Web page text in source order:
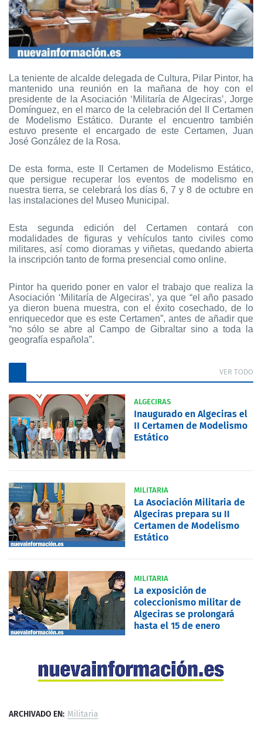
La teniente de alcalde delegada de Cultura, Pilar Pintor, ha
mantenido una reunión en la mañana de hoy con el
presidente de la Asociación ‘Militaría de Algeciras’, Jorge
Domínguez, en el marco de la celebración del II Certamen
de Modelismo Estático. Durante el encuentro también
estuvo presente el encargado de este Certamen, Juan
José González de la Rosa.
De esta forma, este II Certamen de Modelismo Estático,
que persigue recuperar los eventos de modelismo en
nuestra tierra, se celebrará los días 6, 7 y 8 de octubre en
las instalaciones del Museo Municipal.
Esta segunda edición del Certamen contará con
modalidades de figuras y vehículos tanto civiles como
militares, así como dioramas y viñetas, quedando abierta
la inscripción tanto de forma presencial como online.
Pintor ha querido poner en valor el trabajo que realiza la
Asociación ‘Militaría de Algeciras’, ya que “el año pasado
ya dieron buena muestra, con el éxito cosechado, de lo
enriquecedor que es este Certamen”, antes de añadir que
“no sólo se abre al Campo de Gibraltar sino a toda la
geografía española”.
VER TODO
ALGECIRAS
Inaugurado en Algeciras el
II Certamen de Modelismo
Estático
MILITARIA
La Asociación Militaria de
Algeciras prepara su II
Certamen de Modelismo
Estático
MILITARIA
La exposición de
coleccionismo militar de
Algeciras se prolongará
hasta el 15 de enero
ARCHIVADO EN: Militaria